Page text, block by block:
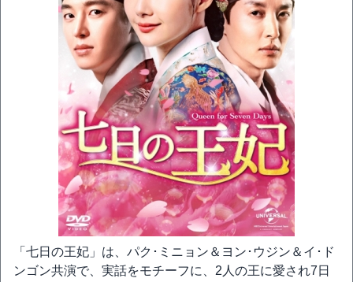
「七日の王妃」は、パク･ミニョン＆ヨン･ウジン＆イ･ド
ンゴン共演で、実話をモチーフに、2人の王に愛され7日